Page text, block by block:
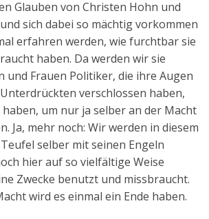
Glauben von Christen Hohn und
sich dabei so mächtig vorkommen
erfahren werden, wie furchtbar sie
haben. Da werden wir sie
und Frauen Politiker, die ihre Augen
verschlossen haben,
um nur ja selber an der Macht
Ja, mehr noch: Wir werden in diesem
selber mit seinen Engeln
hier auf so vielfältige Weise
Zwecke benutzt und missbraucht.
wird es einmal ein Ende haben.